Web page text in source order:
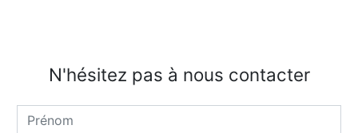
N'hésitez pas à nous contacter